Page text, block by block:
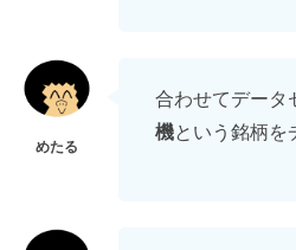
合わせてデータ
機という銘柄を